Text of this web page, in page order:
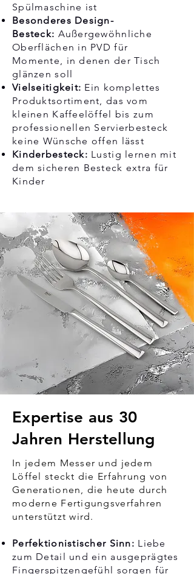
Spülmaschine ist
Besonderes Design-
Besteck: Außergewöhnliche
Oberflächen in PVD für
Momente, in denen der Tisch
glänzen soll
Vielseitigkeit: Ein komplettes
Produktsortiment, das vom
kleinen Kaffeelöffel bis zum
professionellen Servierbesteck
keine Wünsche offen lässt
Kinderbesteck: Lustig lernen mit
dem sicheren Besteck extra für
Kinder
Expertise aus 30
Jahren Herstellung
In jedem Messer und jedem
Löffel steckt die Erfahrung von
Generationen, die heute durch
moderne Fertigungsverfahren
unterstützt wird.
Perfektionistischer Sinn: Liebe
zum Detail und ein ausgeprägtes
Fingerspitzengefühl sorgen für